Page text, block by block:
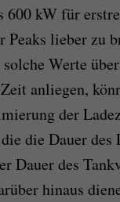
600 kW für
Peaks lieber zu
Werte
anliegen,
der
die Dauer des
Dauer des
hinaus